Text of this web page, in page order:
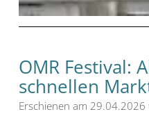
OMR Festival:
schnellen
Erschienen am